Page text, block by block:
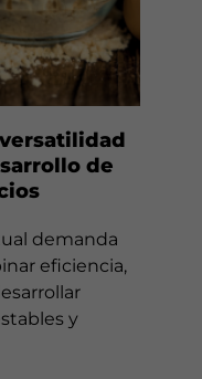
de
demanda
eficiencia,
y